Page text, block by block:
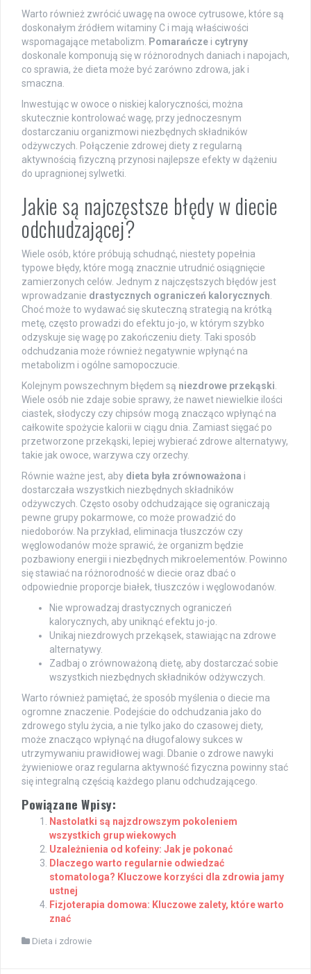
Warto również zwrócić uwagę na owoce cytrusowe, które są
doskonałym źródłem witaminy C i mają właściwości
wspomagające metabolizm.
Pomarańcze i cytryny
doskonale komponują się w różnorodnych daniach i napojach,
co sprawia, że dieta może być zarówno zdrowa, jak i
smaczna.
Inwestując w owoce o niskiej kaloryczności, można
skutecznie kontrolować wagę, przy jednoczesnym
dostarczaniu organizmowi niezbędnych składników
odżywczych. Połączenie zdrowej diety z regularną
aktywnością fizyczną przynosi najlepsze efekty w dążeniu
do upragnionej sylwetki.
Jakie są najczęstsze błędy w diecie
odchudzającej?
Wiele osób, które próbują schudnąć, niestety popełnia
typowe błędy, które mogą znacznie utrudnić osiągnięcie
zamierzonych celów. Jednym z najczęstszych błędów jest
wprowadzanie drastycznych ograniczeń kalorycznych
Choć może to wydawać się skuteczną strategią na krótką
metę, często prowadzi do efektu jo-jo, w którym szybko
odzyskuje się wagę po zakończeniu diety. Taki sposób
odchudzania może również negatywnie wpłynąć na
metabolizm i ogólne samopoczucie.
Kolejnym powszechnym błędem są niezdrowe przekąski
Wiele osób nie zdaje sobie sprawy, że nawet niewielkie ilości
ciastek, słodyczy czy chipsów mogą znacząco wpłynąć na
całkowite spożycie kalorii w ciągu dnia. Zamiast sięgać po
przetworzone przekąski, lepiej wybierać zdrowe alternatywy,
takie jak owoce, warzywa czy orzechy.
Równie ważne jest, aby dieta była zrównoważona i
dostarczała wszystkich niezbędnych składników
odżywczych. Często osoby odchudzające się ograniczają
pewne grupy pokarmowe, co może prowadzić do
niedoborów. Na przykład, eliminacja tłuszczów czy
węglowodanów może sprawić, że organizm będzie
pozbawiony energii i niezbędnych mikroelementów. Powinno
się stawiać na różnorodność w diecie oraz dbać o
odpowiednie proporcje białek, tłuszczów i węglowodanów.
Nie wprowadzaj drastycznych ograniczeń
kalorycznych, aby uniknąć efektu jo-jo.
Unikaj niezdrowych przekąsek, stawiając na zdrowe
alternatywy.
Zadbaj o zrównoważoną dietę, aby dostarczać sobie
wszystkich niezbędnych składników odżywczych.
Warto również pamiętać, że sposób myślenia o diecie ma
ogromne znaczenie. Podejście do odchudzania jako do
zdrowego stylu życia, a nie tylko jako do czasowej diety,
może znacząco wpłynąć na długofalowy sukces w
utrzymywaniu prawidłowej wagi. Dbanie o zdrowe nawyki
żywieniowe oraz regularna aktywność fizyczna powinny stać
się integralną częścią każdego planu odchudzającego.
Powiązane Wpisy:
Nastolatki są najzdrowszym pokoleniem
wszystkich grup wiekowych
Uzależnienia od kofeiny: Jak je pokonać
Dlaczego warto regularnie odwiedzać
stomatologa? Kluczowe korzyści dla zdrowia jamy
ustnej
Fizjoterapia domowa: Kluczowe zalety, które warto
znać
Dieta i zdrowie